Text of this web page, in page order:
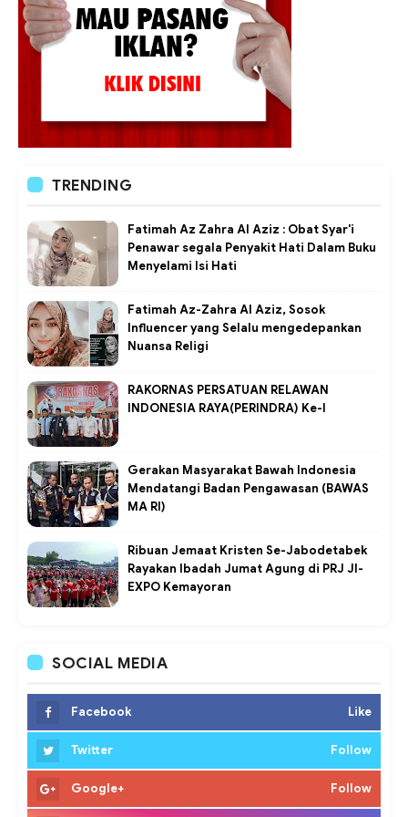
TRENDING
Fatimah Az Zahra Al Aziz : Obat Syar'i
Penawar segala Penyakit Hati Dalam Buku
Menyelami Isi Hati
Fatimah Az-Zahra Al Aziz, Sosok
Influencer yang Selalu mengedepankan
Nuansa Religi
RAKORNAS PERSATUAN RELAWAN
INDONESIA RAYA(PERINDRA) Ke-I
Gerakan Masyarakat Bawah Indonesia
Mendatangi Badan Pengawasan (BAWAS
MA RI)
Ribuan Jemaat Kristen Se-Jabodetabek
Rayakan Ibadah Jumat Agung di PRJ JI-
EXPO Kemayoran
SOCIAL MEDIA
Facebook Like
Twitter Follow
Google+ Follow